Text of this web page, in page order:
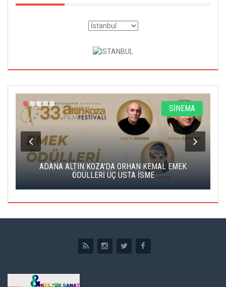
SİNEMA
ADANA ALTIN KOZA'DA ORHAN KEMAL EMEK
ÖDÜLLERİ ÜÇ USTA İSME